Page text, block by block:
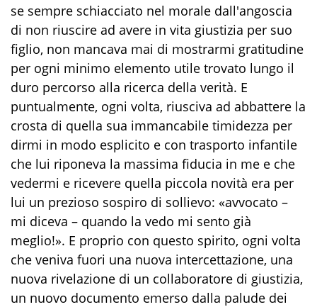
se sempre schiacciato nel morale dall'angoscia
di non riuscire ad avere in vita giustizia per suo
figlio, non mancava mai di mostrarmi gratitudine
per ogni minimo elemento utile trovato lungo il
duro percorso alla ricerca della verità. E
puntualmente, ogni volta, riusciva ad abbattere la
crosta di quella sua immancabile timidezza per
dirmi in modo esplicito e con trasporto infantile
che lui riponeva la massima fiducia in me e che
vedermi e ricevere quella piccola novità era per
lui un prezioso sospiro di sollievo: «avvocato –
mi diceva – quando la vedo mi sento già
meglio!». E proprio con questo spirito, ogni volta
che veniva fuori una nuova intercettazione, una
nuova rivelazione di un collaboratore di giustizia,
un nuovo documento emerso dalla palude dei